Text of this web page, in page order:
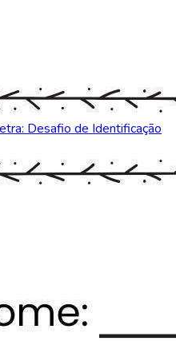
Desafio de Identificação